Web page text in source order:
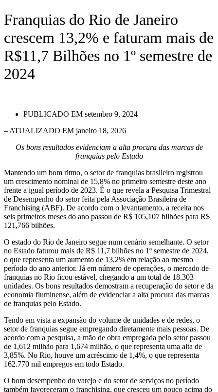
Franquias do Rio de Janeiro
crescem 13,2% e faturam mais de
R$11,7 Bilhões no 1º semestre de
2024
PUBLICADO EM setembro 9, 2024
– ATUALIZADO EM janeiro 18, 2026
Os bons resultados evidenciam a alta procura das marcas de
franquias pelo Estado
Mantendo um bom ritmo, o setor de franquias brasileiro registrou
um crescimento nominal de 15,8% no primeiro semestre deste ano
frente a igual período de 2023. É o que revela a Pesquisa Trimestral
de Desempenho do setor feita pela Associação Brasileira de
Franchising (ABF). De acordo com o levantamento, a receita nos
seis primeiros meses do ano passou de R$ 105,107 bilhões para R$
121,766 bilhões.
O estado do Rio de Janeiro segue num cenário semelhante. O setor
no Estado faturou mais de R$ 11,7 bilhões no 1º semestre de 2024,
o que representa um aumento de 13,2% em relação ao mesmo
período do ano anterior. Já em número de operações, o mercado de
franquias no Rio ficou estável, chegando a um total de 18.303
unidades. Os bons resultados demostram a recuperação do setor e da
economia fluminense, além de evidenciar a alta procura das marcas
de franquias pelo Estado.
Tendo em vista a expansão do volume de unidades e de redes, o
setor de franquias segue empregando diretamente mais pessoas. De
acordo com a pesquisa, a mão de obra empregada pelo setor passou
de 1,612 milhão para 1,674 milhão, o que representa uma alta de
3,85%. No Rio, houve um acréscimo de 1,4%, o que representa
162.770 mil empregos em todo Estado.
O bom desempenho do varejo e do setor de serviços no período
também favoreceram o franchising, que cresceu um pouco acima do